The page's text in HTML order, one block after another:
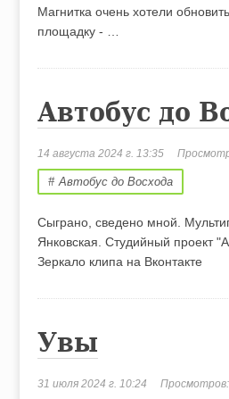
Магнитка очень хотели
площадку - …
Автобус до
14 августа 2024 г. 13:35
Автобус до Восхода
Сыграно, сведено мной.
Янковская. Студийный проект
Зеркало клипа на Вконтакте
Увы
31 июля 2024 г. 10:24